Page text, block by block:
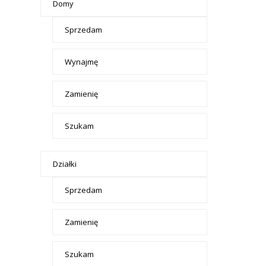
Domy
Sprzedam
Wynajmę
Zamienię
Szukam
Działki
Sprzedam
Zamienię
Szukam